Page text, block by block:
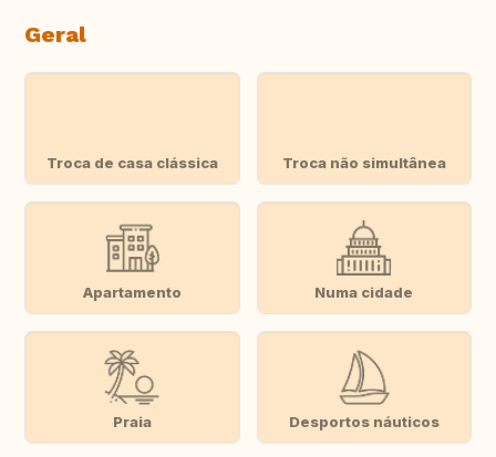
Geral
Troca de casa clássica Troca não simultânea
Apartamento Numa cidade
Praia Desportos náuticos